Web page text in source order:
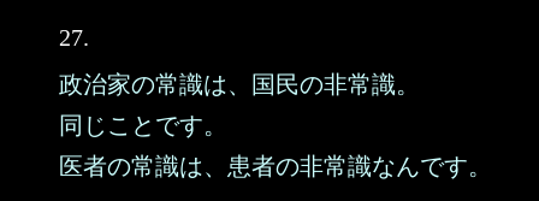
27.
政治家の常識は、国民の非常識。
同じことです。
医者の常識は、患者の非常識なんです。